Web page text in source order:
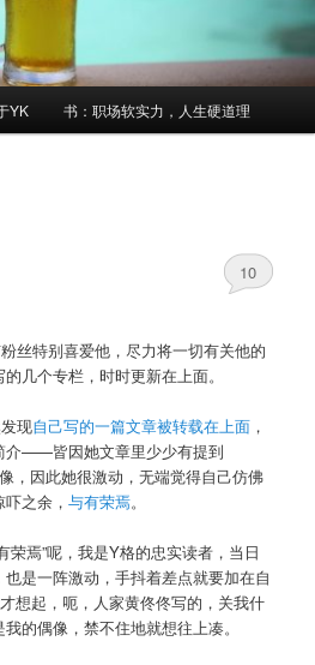
YK 书：职场软实力，人生硬道理
10
丝特别喜爱他，尽力将一切有关他的
几个专栏，时时更新在上面。
现自己写的一篇文章被转载在上面 ，
介——皆因她文章里少少有提到
，因此她很激动，无端觉得自己仿佛
吓之余，与有荣焉。
荣焉”呢，我是Y格的忠实读者，当日
是一阵激动，手抖着差点就要加在自
想起，呃，人家黄佟佟写的，关我什
的偶像，禁不住地就想往上凑。